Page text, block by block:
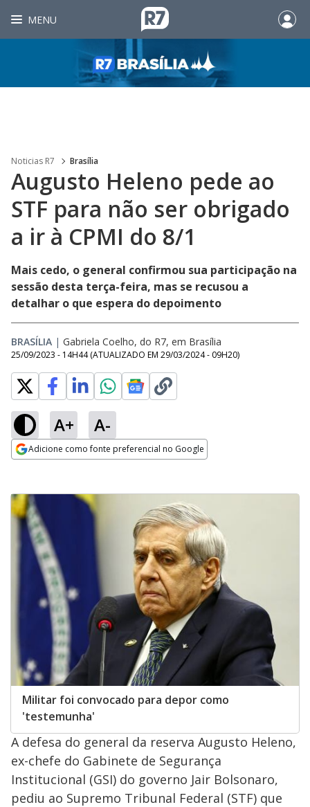
MENU
Noticias R7 Brasília
Augusto Heleno pede ao
STF para não ser obrigado
a ir à CPMI do 8/1
Mais cedo, o general confirmou sua participação na
sessão desta terça-feira, mas se recusou a
detalhar o que espera do depoimento
BRASÍLIA | Gabriela Coelho, do R7, em Brasília
25/09/2023 - 14H44 (ATUALIZADO EM 29/03/2024 - 09H20)
A+ A-
Adicione como fonte preferencial no Google
Militar foi convocado para depor como
'testemunha'
A defesa do general da reserva Augusto Heleno,
ex-chefe do Gabinete de Segurança
Institucional (GSI) do governo Jair Bolsonaro,
pediu ao Supremo Tribunal Federal (STF) que